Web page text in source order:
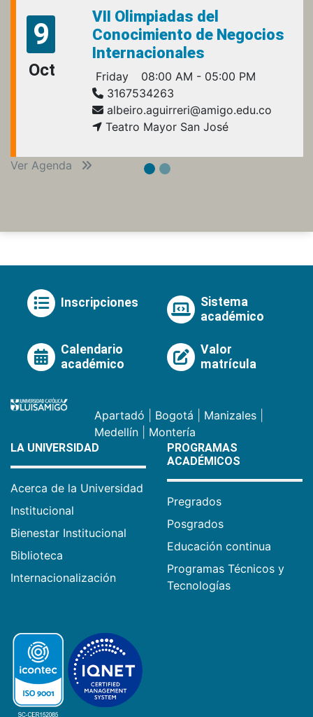
9
Oct
VII Olimpiadas del
Conocimiento de Negocios
Internacionales
Friday
08:00 AM - 05:00 PM
3167534263
albeiro.aguirreri@amigo.edu.co
Teatro Mayor San José
Ver Agenda
Inscripciones
Sistema
académico
Calendario
académico
Valor
matrícula
Apartadó Bogotá Manizales
Medellín
Montería
LA UNIVERSIDAD
Acerca de la Universidad
Institucional
Bienestar Institucional
Biblioteca
Internacionalización
PROGRAMAS
ACADÉMICOS
Pregrados
Posgrados
Educación continua
Programas Técnicos y
Tecnologías